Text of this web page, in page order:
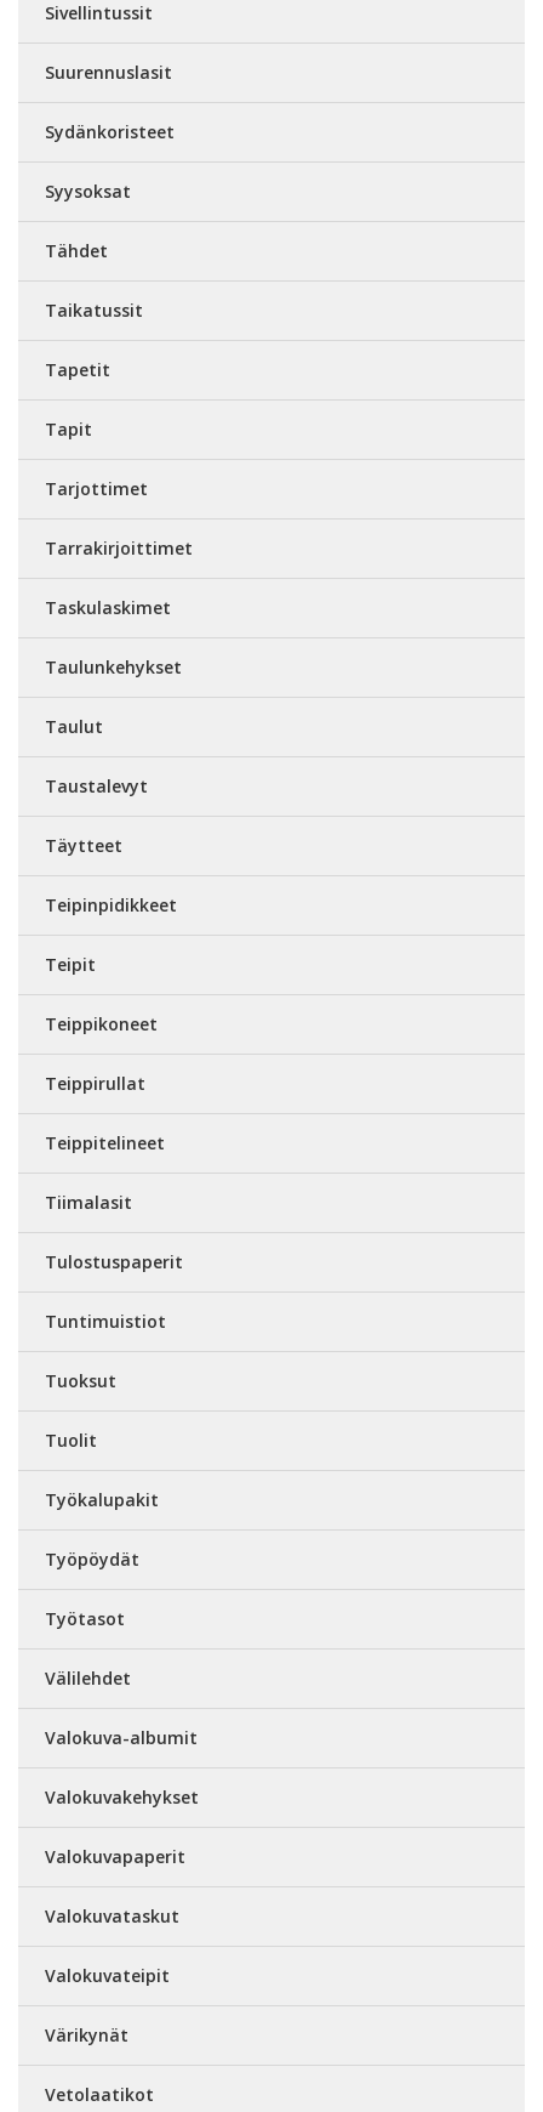
Sivellintussit
Suurennuslasit
Sydänkoristeet
Syysoksat
Tähdet
Taikatussit
Tapetit
Tapit
Tarjottimet
Tarrakirjoittimet
Taskulaskimet
Taulunkehykset
Taulut
Taustalevyt
Täytteet
Teipinpidikkeet
Teipit
Teippikoneet
Teippirullat
Teippitelineet
Tiimalasit
Tulostuspaperit
Tuntimuistiot
Tuoksut
Tuolit
Työkalupakit
Työpöydät
Työtasot
Välilehdet
Valokuva-albumit
Valokuvakehykset
Valokuvapaperit
Valokuvataskut
Valokuvateipit
Värikynät
Vetolaatikot